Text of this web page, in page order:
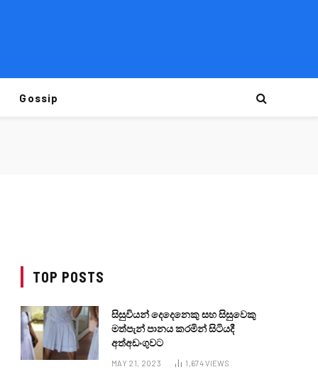
Gossip
TOP POSTS
සිසුවියන් දෙදෙනෙකු සහ සිසුවෙකු
මත්පැන් පානය කරමින් සිටියදී
අත්අඩංගුවට
MAY 21, 2023 1,674VIEWS